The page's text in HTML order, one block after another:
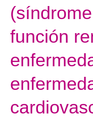
función
largo
plazo
(síndrome
metabólico,
renal,
enfermedad
ósea,